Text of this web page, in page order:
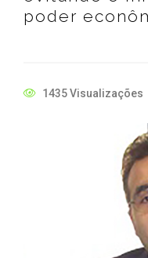
poder
1435 Visualizações